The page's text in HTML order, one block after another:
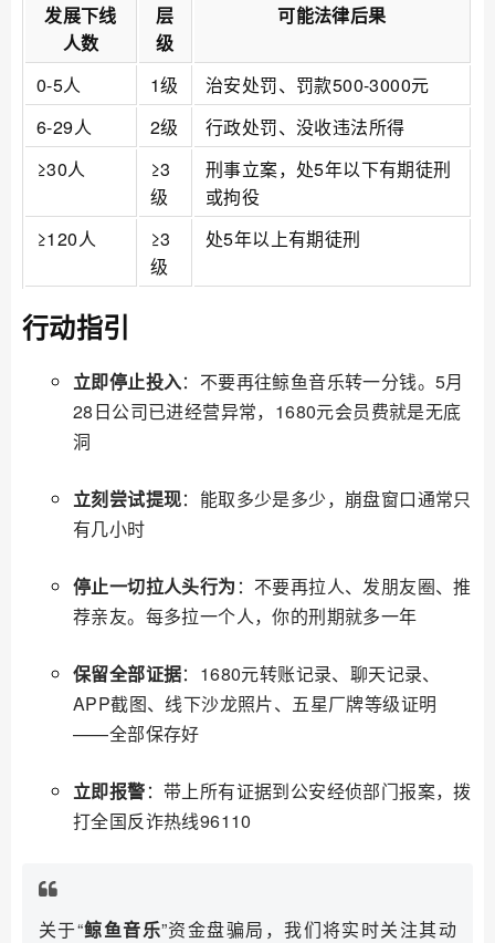
发展下线
人数
层
级
可能法律后果
0-5人 1级
治安处罚、罚款500-3000元
6-29人
2级
行政处罚、没收违法所得
≥30人
≥3
级
刑事立案，处5年以下有期徒刑
或拘役
≥120人
≥3
级
处5年以上有期徒刑
行动指引
立即停止投入：不要再往鲸鱼音乐转一分钱。5月
28日公司已进经营异常，1680元会员费就是无底
洞
立刻尝试提现：能取多少是多少，崩盘窗口通常只
有几小时
停止一切拉人头行为 ：不要再拉人、发朋友圈、推
荐亲友。每多拉一个人，你的刑期就多一年
保留全部证据：1680元转账记录、聊天记录、
APP截图、线下沙龙照片、五星厂牌等级证明
——全部保存好
立即报警：带上所有证据到公安经侦部门报案，拨
打全国反诈热线96110
关于“鲸鱼音乐”资金盘骗局，我们将实时关注其动